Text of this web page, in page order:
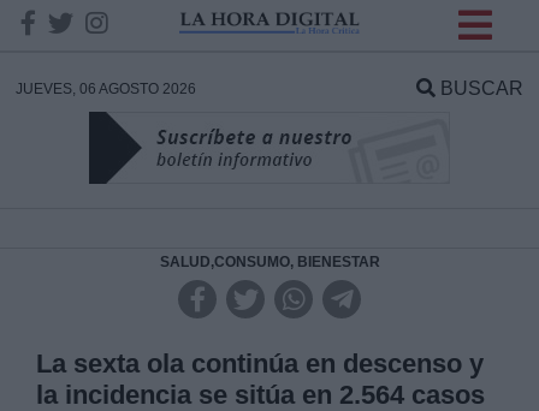
JUEVES, 06 AGOSTO 2026 BUSCAR
SALUD,CONSUMO, BIENESTAR
La sexta ola continúa en descenso y
la incidencia se sitúa en 2.564 casos
DATOS
Responsable: